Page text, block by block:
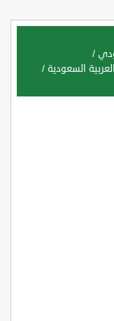
/
السعودية /